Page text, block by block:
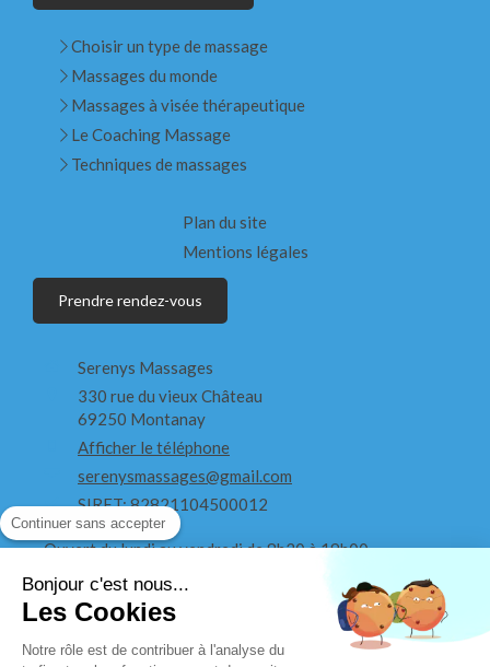
Choisir un type de massage
Massages du monde
Massages à visée thérapeutique
Le Coaching Massage
Techniques de massages
Plan du site
Mentions légales
Prendre rendez-vous
Serenys Massages
330 rue du vieux Château
69250 Montanay
Afficher le téléphone
serenysmassages@gmail.com
SIRET: 82821104500012
Ouvert du lundi au vendredi de 8h30 à 19h00
Ouvert le samedi de 8h30 à 18h
Continuer sans accepter
Bonjour c'est nous...
Les Cookies
Notre rôle est de contribuer à l'analyse du